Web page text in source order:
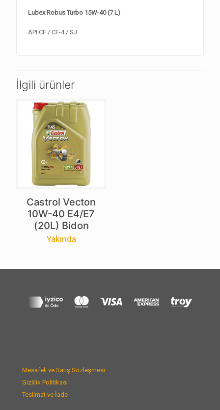
Lubex Robus Turbo 15W-40 (7 L)
API CF / CF-4 / SJ
İlgili ürünler
Castrol Vecton
10W-40 E4/E7
(20L) Bidon
Yakında
Mesafeli ve Satış Sözleşmesi
Gizlilik Politikası
Teslimat ve İade